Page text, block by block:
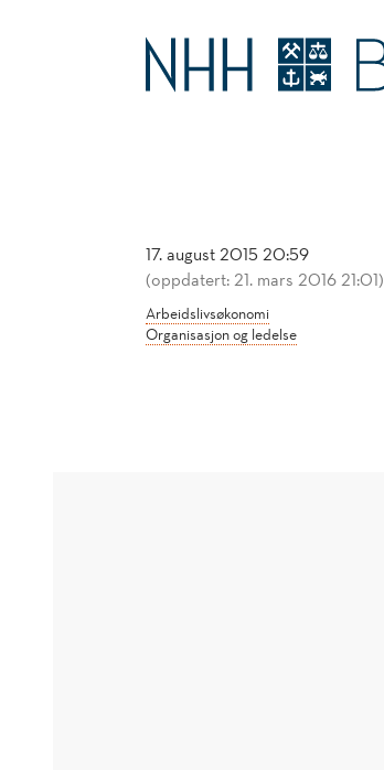
HENTAR
TALENT
17. august 2015 20:59
(oppdatert: 21. mars 2016 21:01)
Arbeidslivsøkonomi
Organisasjon og ledelse